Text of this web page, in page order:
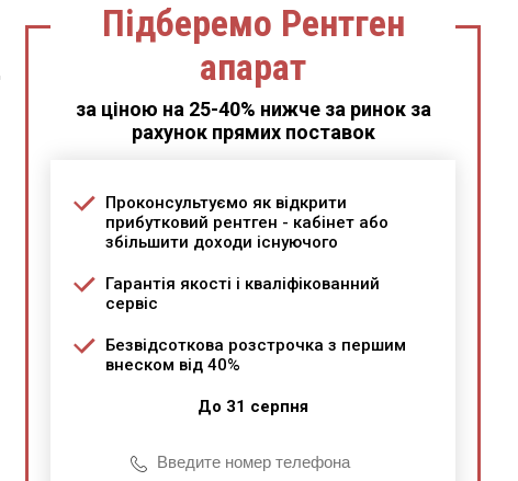
Підберемо Рентген
апарат
за ціною на 25-40% нижче за ринок за
рахунок прямих поставок
Проконсультуємо як відкрити
прибутковий рентген - кабінет або
збільшити доходи існуючого
Гарантія якості і кваліфікованний
сервіс
Безвідсоткова розстрочка з першим
внеском від 40%
До 31 серпня